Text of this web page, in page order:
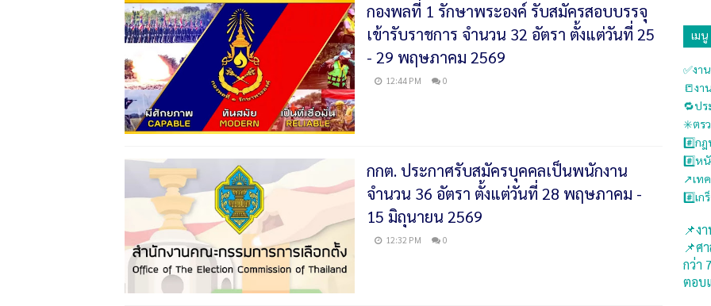
กองพลที่ 1 รักษาพระองค์ รับสมัครสอบบรรจุ
เข้ารับราชการ จำนวน 32 อัตรา ตั้งแต่วันที่ 25
- 29 พฤษภาคม 2569
12:44 PM 0
กกต. ประกาศรับสมัครบุคคลเป็นพนักงาน
จำนวน 36 อัตรา ตั้งแต่วันที่ 28 พฤษภาคม -
15 มิถุนายน 2569
12:32 PM 0
เมนู
✅งา
📒งา
🔁ปร
✳️ตร
#️⃣กฎ
#️⃣ห
↗️เท
#️⃣เก
📌ง
📌ศ
กว่า
ตอบ